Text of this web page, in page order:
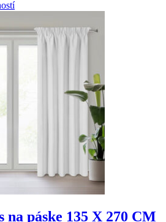
na páske 135 X 270 CM